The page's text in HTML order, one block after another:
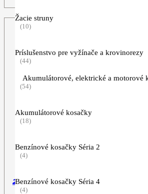
2-zub, 260 mm
Žacie struny
(10)
Príslušenstvo pre vyžínače a krovinorezy
(44)
Akumulátorové, elektrické a motorové
(54)
Akumulátorové kosačky
(18)
Benzínové kosačky Séria 2
(4)
Benzínové kosačky Séria 4
(4)